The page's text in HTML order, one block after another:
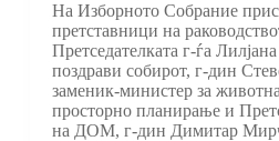
На Изборното Собрание
претставници на
Претседателката г-ѓа
поздрави собирот, г-дин
заменик-министер за
просторно планирање и
на ДОМ, г-дин Димитар